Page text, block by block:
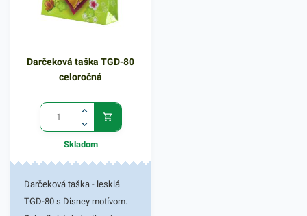
Darčeková taška TGD-80
celoročná
Skladom
Darčeková taška - lesklá
TGD-80 s Disney motívom.